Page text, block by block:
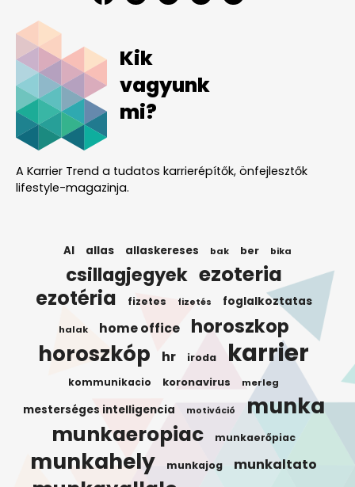
Kik
vagyunk
mi?
A Karrier Trend a tudatos karrierépítők, önfejlesztők
lifestyle-magazinja.
AI allas allaskereses bak ber bika
csillagjegyek ezoteria
ezotéria fizetes fizetés foglalkoztatas
halak home office horoszkop
horoszkóp hr iroda karrier
kommunikacio koronavirus merleg
mesterséges intelligencia motiváció munka
munkaeropiac munkaerőpiac
munkahely munkajog munkaltato